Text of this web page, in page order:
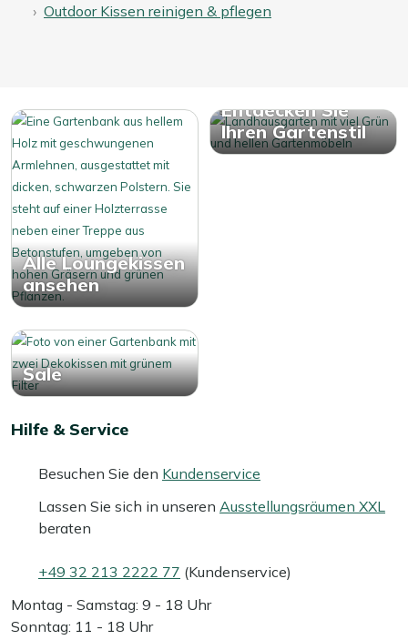
Outdoor Kissen reinigen & pflegen
Alle Loungekissen
ansehen
Entdecken Sie
Ihren Gartenstil
Sale
Hilfe & Service
Besuchen Sie den Kundenservice
Lassen Sie sich in unseren Ausstellungsräumen XXL
beraten
+49 32 213 2222 77 (Kundenservice)
Montag - Samstag: 9 - 18 Uhr
Sonntag: 11 - 18 Uhr